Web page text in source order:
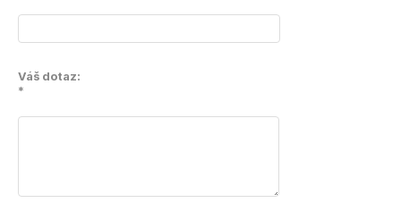
Váš dotaz:
*